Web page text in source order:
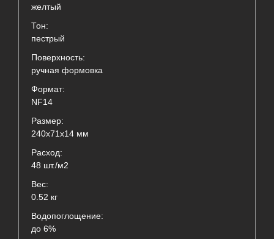
желтый
Тон:
пестрый
Поверхность:
ручная формовка
Формат:
NF14
Размер:
240x71x14 мм
Расход:
48 шт./м2
Вес:
0.52 кг
Водопоглощение:
до 6%